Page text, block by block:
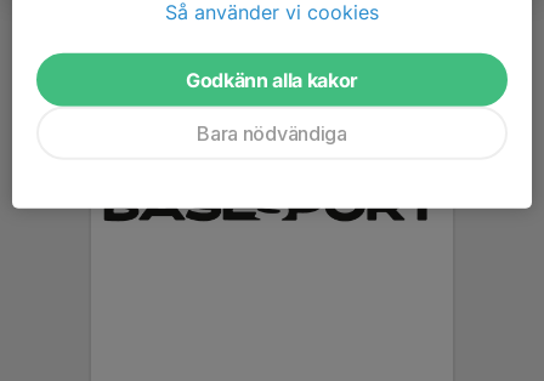
Så använder vi cookies
Godkänn alla kakor
Bara nödvändiga